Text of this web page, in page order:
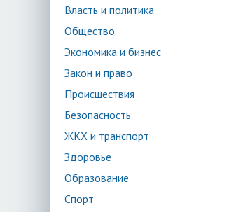
Власть и политика
Общество
Экономика и бизнес
Закон и право
Происшествия
Безопасность
ЖКХ и транспорт
Здоровье
Образование
Спорт